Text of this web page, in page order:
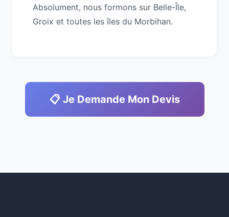
Absolument, nous formons sur Belle-Île,
Groix et toutes les îles du Morbihan.
📋 Je Demande Mon Devis